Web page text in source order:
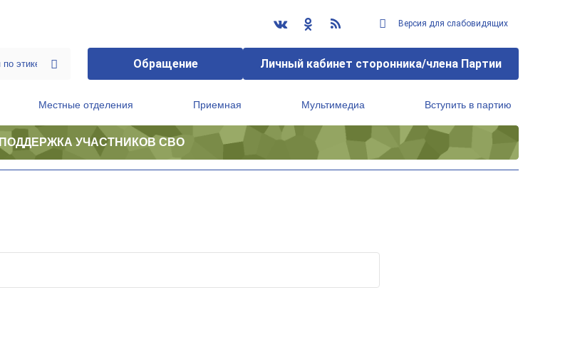
Версия для слабовидящих
Обращение Личный кабинет сторонника/члена Партии
Местные отделения Приемная Мультимедиа Вступить в партию
ПОДДЕРЖКА УЧАСТНИКОВ СВО